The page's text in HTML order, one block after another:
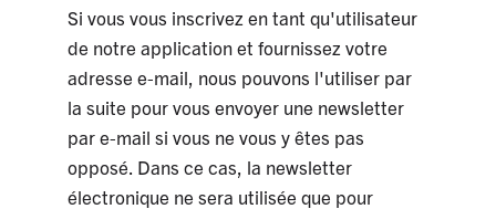
Si vous vous inscrivez en tant qu'utilisateur
de notre application et fournissez votre
adresse e-mail, nous pouvons l'utiliser par
la suite pour vous envoyer une newsletter
par e-mail si vous ne vous y êtes pas
opposé. Dans ce cas, la newsletter
électronique ne sera utilisée que pour